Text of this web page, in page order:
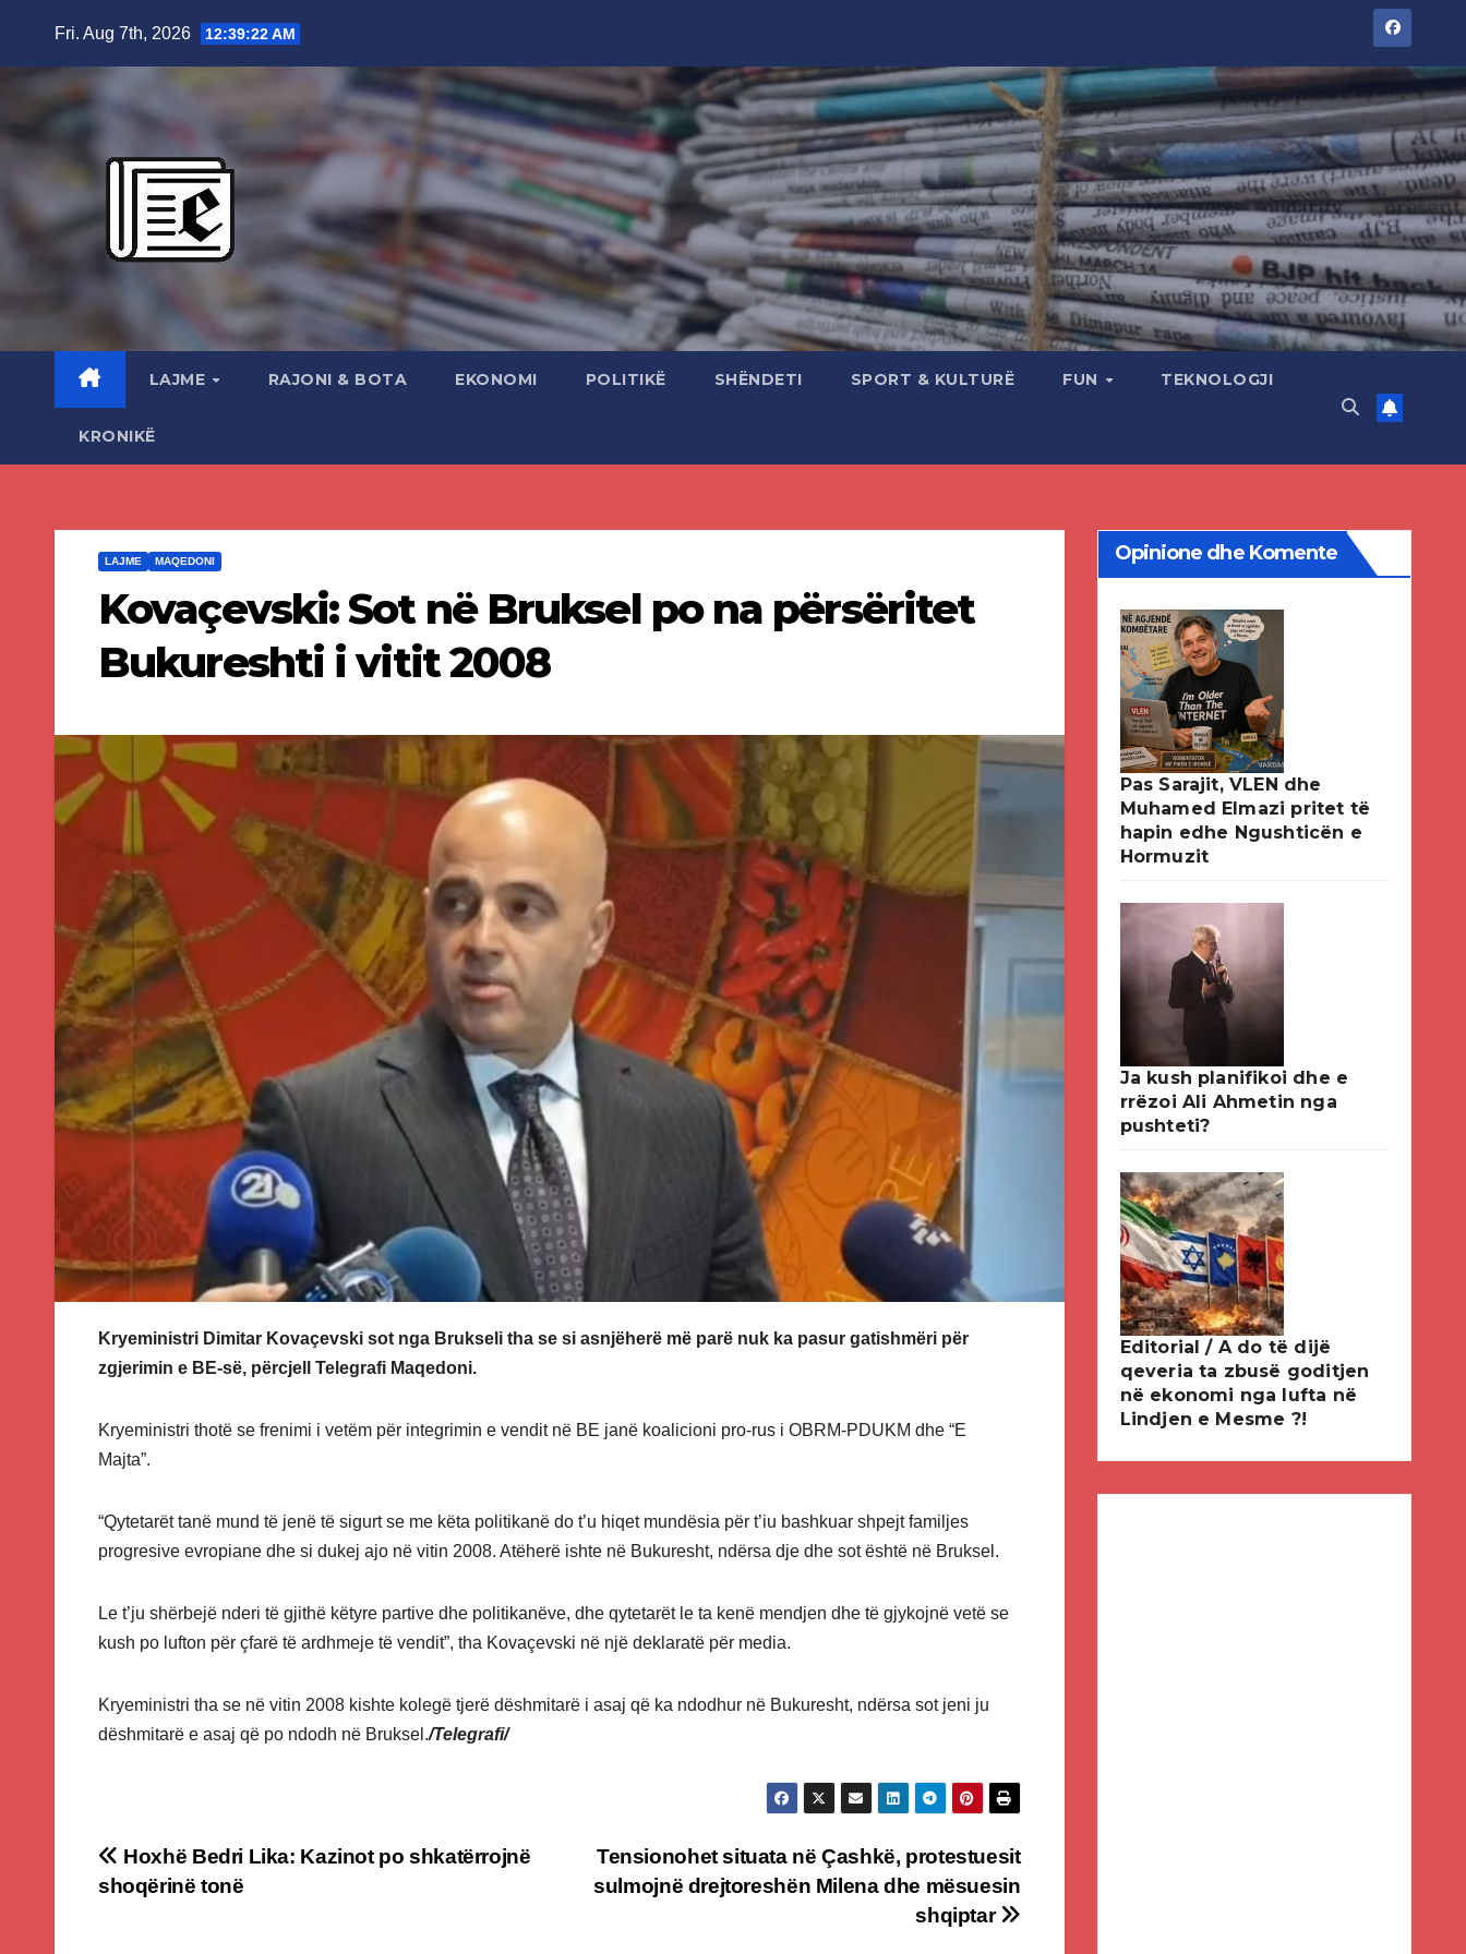
Fri. Aug 7th, 2026 12:39:24 AM
LAJME RAJONI & BOTA EKONOMI POLITIKË SHËNDETI SPORT & KULTURË FUN TEKNOLOGJI
KRONIKË
LAJME MAQEDONI
Kovaçevski: Sot në Bruksel po na përsëritet
Bukureshti i vitit 2008
Kryeministri Dimitar Kovaçevski sot nga Brukseli tha se si asnjëherë më parë nuk ka pasur gatishmëri për
zgjerimin e BE-së, përcjell Telegrafi Maqedoni.
Kryeministri thotë se frenimi i vetëm për integrimin e vendit në BE janë koalicioni pro-rus i OBRM-PDUKM dhe “E
Majta”.
“Qytetarët tanë mund të jenë të sigurt se me këta politikanë do t’u hiqet mundësia për t’iu bashkuar shpejt familjes
progresive evropiane dhe si dukej ajo në vitin 2008. Atëherë ishte në Bukuresht, ndërsa dje dhe sot është në Bruksel.
Le t’ju shërbejë nderi të gjithë këtyre partive dhe politikanëve, dhe qytetarët le ta kenë mendjen dhe të gjykojnë vetë se
kush po lufton për çfarë të ardhmeje të vendit”, tha Kovaçevski në një deklaratë për media.
Kryeministri tha se në vitin 2008 kishte kolegë tjerë dëshmitarë i asaj që ka ndodhur në Bukuresht, ndërsa sot jeni ju
dëshmitarë e asaj që po ndodh në Bruksel./Telegrafi/
Post
navigation
Tensionohet situata në Çashkë, protestuesit
sulmojnë drejtoreshën Milena dhe mësuesin
shqiptar
Hoxhë Bedri Lika: Kazinot po shkatërrojnë
shoqërinë tonë
Opinione dhe Komente
Pas Sarajit, VLEN dhe
Muhamed Elmazi pritet të
hapin edhe Ngushticën e
Hormuzit
Ja kush planifikoi dhe e
rrëzoi Ali Ahmetin nga
pushteti?
Editorial / A do të dijë
qeveria ta zbusë goditjen
në ekonomi nga lufta në
Lindjen e Mesme ?!